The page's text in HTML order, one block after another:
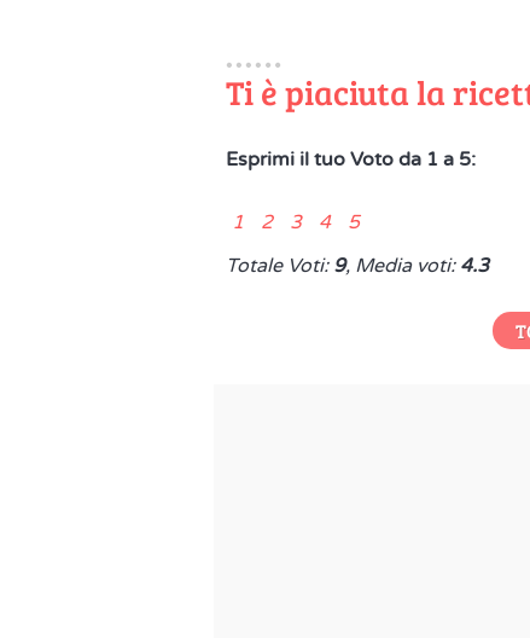
Ti è piaciuta la
Esprimi il tuo Voto da 1 a 5:
1 2 3 4 5
Totale Voti: 9, Media voti: 4.3